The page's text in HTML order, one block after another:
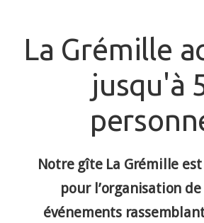
La Grémille
jusqu'à
Notre gîte La Grémille
pour l’organisation
événements